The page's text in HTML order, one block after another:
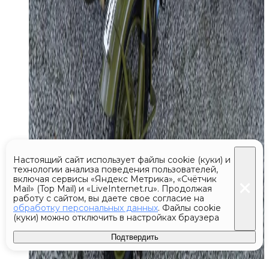
Настоящий сайт использует файлы cookie (куки) и
технологии анализа поведения пользователей,
включая сервисы «Яндекс Метрика», «Счётчик
Mail» (Top Mail) и «LiveInternet.ru». Продолжая
работу с сайтом, вы даете свое согласие на
обработку персональных данных. Файлы cookie
(куки) можно отключить в настройках браузера
Подтвердить